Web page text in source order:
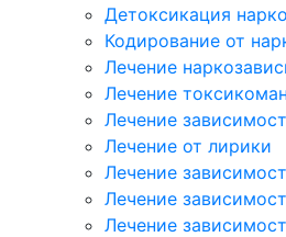
Детоксикация
Кодирование от
Лечение
Лечение
Лечение
Лечение от лирики
Лечение
Лечение
Лечение